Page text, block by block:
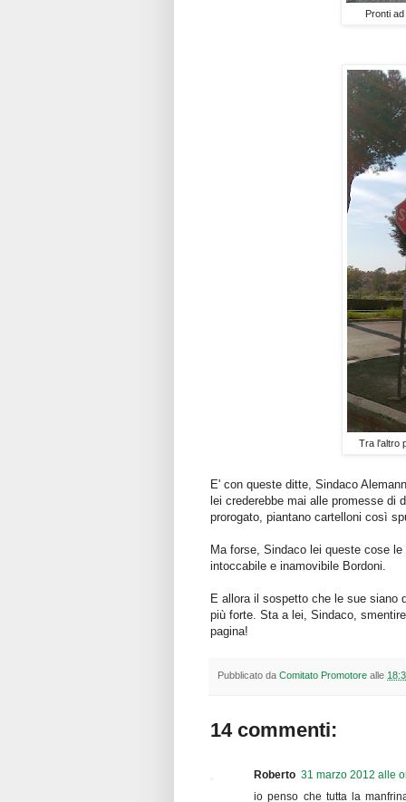
Pronti
Tra l'altro
E' con queste ditte, Sindaco
lei crederebbe mai alle promesse di
prorogato, piantano cartelloni così
Ma forse, Sindaco lei queste cose
intoccabile e inamovibile Bordoni.
E allora il sospetto che le sue siano
più forte. Sta a lei, Sindaco,
pagina!
Pubblicato da Comitato Promotore alle
14 commenti:
Roberto 31 marzo 2012 alle
io penso che tutta la